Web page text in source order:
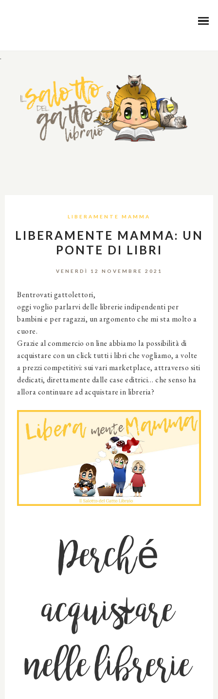
.
LIBERAMENTE MAMMA
LIBERAMENTE MAMMA: UN
PONTE DI LIBRI
VENERDÌ 12 NOVEMBRE 2021
Bentrovati gattolettori,
oggi voglio parlarvi delle librerie indipendenti per
bambini e per ragazzi, un argomento che mi sta molto a
cuore.
Grazie al commercio on line abbiamo la possibilità di
acquistare con un click tutti i libri che vogliamo, a volte
a prezzi competitivi: sui vari marketplace, attraverso siti
dedicati, direttamente dalle case editrici… che senso ha
allora continuare ad acquistare in libreria?
Perché
acquistare
nelle librerie